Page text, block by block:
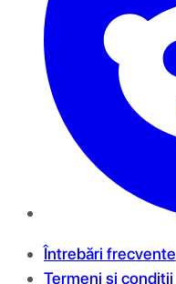
Întrebări frecvente
Termeni și condiții